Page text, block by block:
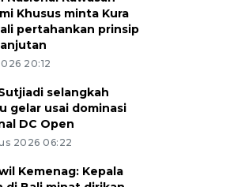
Khusus minta Kura
pertahankan prinsip
20:12
selangkah
gelar usai dominasi
DC Open
2026 06:22
Kemenag: Kepala